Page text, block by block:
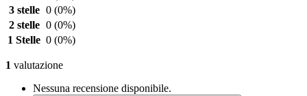
3 stelle 0 (0%)
2 stelle 0 (0%)
1 Stelle 0 (0%)
1 valutazione
Nessuna recensione disponibile.